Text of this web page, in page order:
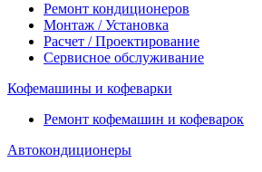
Ремонт кондиционеров
Монтаж / Установка
Расчет / Проектирование
Сервисное обслуживание
Кофемашины и кофеварки
Ремонт кофемашин и кофеварок
Автокондиционеры